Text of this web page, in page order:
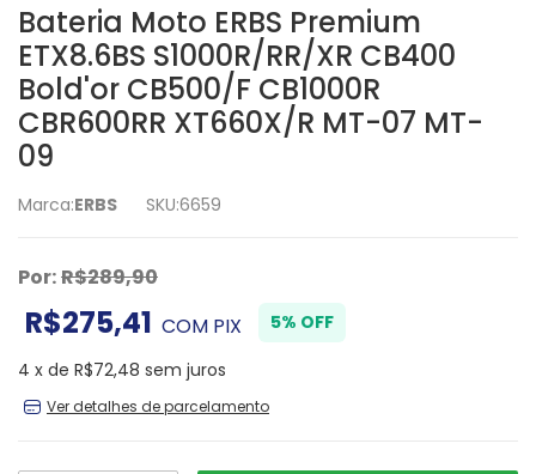
Bateria Moto ERBS Premium
ETX8.6BS S1000R/RR/XR CB400
Bold'or CB500/F CB1000R
CBR600RR XT660X/R MT-07 MT-
09
Marca:ERBS SKU:6659
Por:R$289,90
R$275,41 COM PIX
5% OFF
4 x de R$72,48 sem juros
Ver detalhes de parcelamento